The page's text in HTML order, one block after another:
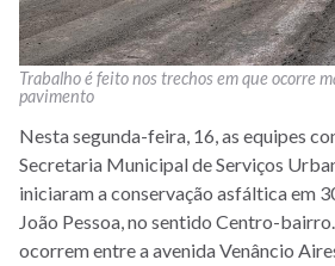
Trabalho é feito nos trechos em que ocorre
pavimento
Nesta segunda-feira, 16, as equipes
Secretaria Municipal de Serviços
iniciaram a conservação asfáltica em
João Pessoa, no sentido Centro-
ocorrem entre a avenida Venâncio